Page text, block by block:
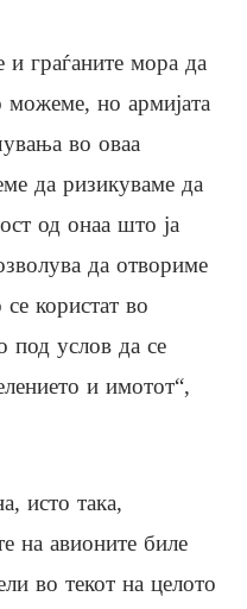
граѓаните мора да
можеме, но армијата
во оваа
да ризикуваме да
од онаа што ја
да отвориме
користат во
под услов да се
и имотот“,
исто така,
на авионите биле
во текот на целото